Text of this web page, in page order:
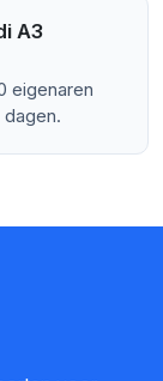
A3
eigenaren